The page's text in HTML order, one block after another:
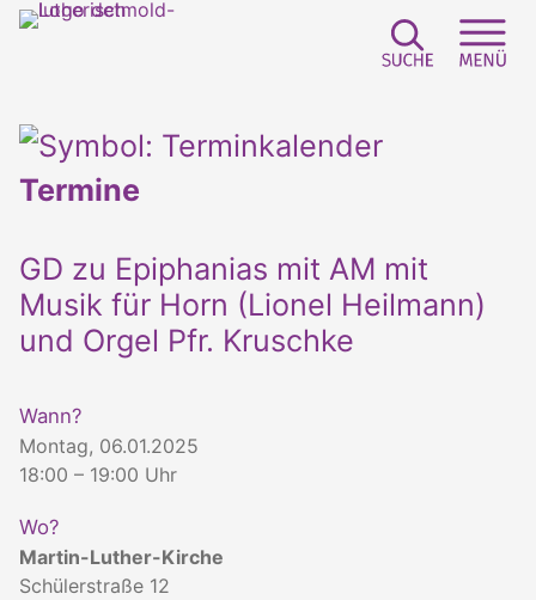
Termine
GD zu Epiphanias mit AM mit
Musik für Horn (Lionel Heilmann)
und Orgel Pfr. Kruschke
Wann?
Montag, 06.01.2025
18:00 – 19:00 Uhr
Wo?
Martin-Luther-Kirche
Schülerstraße 12